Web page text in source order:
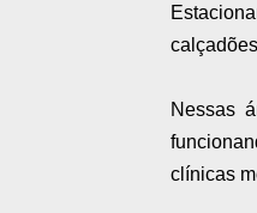
Nessas
clínicas